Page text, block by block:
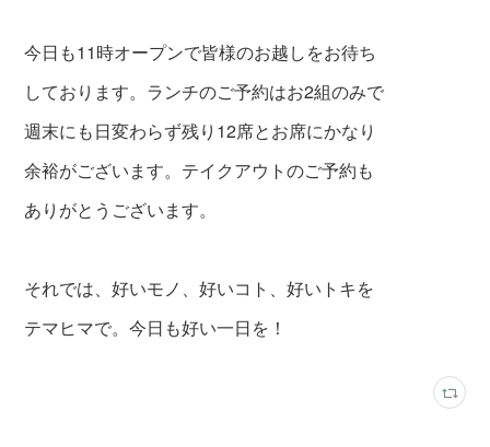
今日も11時オープンで皆様のお越しをお待ち
しております。ランチのご予約はお2組のみで
週末にも日変わらず残り12席とお席にかなり
余裕がございます。テイクアウトのご予約も
ありがとうございます。
それでは、好いモノ、好いコト、好いトキを
テマヒマで。今日も好い一日を！